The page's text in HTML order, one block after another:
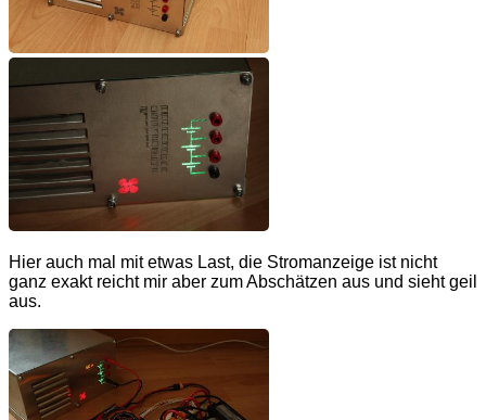
Hier auch mal mit etwas Last, die Stromanzeige ist nicht
ganz exakt reicht mir aber zum Abschätzen aus und sieht geil
aus.